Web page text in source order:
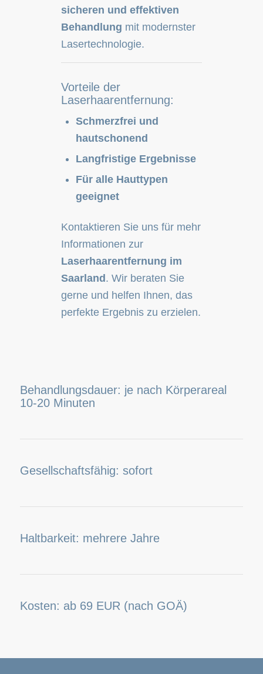
sicheren und effektiven
Behandlung mit modernster
Lasertechnologie.
Vorteile der
Laserhaarentfernung:
Schmerzfrei und
hautschonend
Langfristige Ergebnisse
Für alle Hauttypen
geeignet
Kontaktieren Sie uns für mehr
Informationen zur
Laserhaarentfernung im
Saarland. Wir beraten Sie
gerne und helfen Ihnen, das
perfekte Ergebnis zu erzielen.
Behandlungsdauer: je nach Körperareal
10-20 Minuten
Gesellschaftsfähig: sofort
Haltbarkeit: mehrere Jahre
Kosten: ab 69 EUR (nach GOÄ)